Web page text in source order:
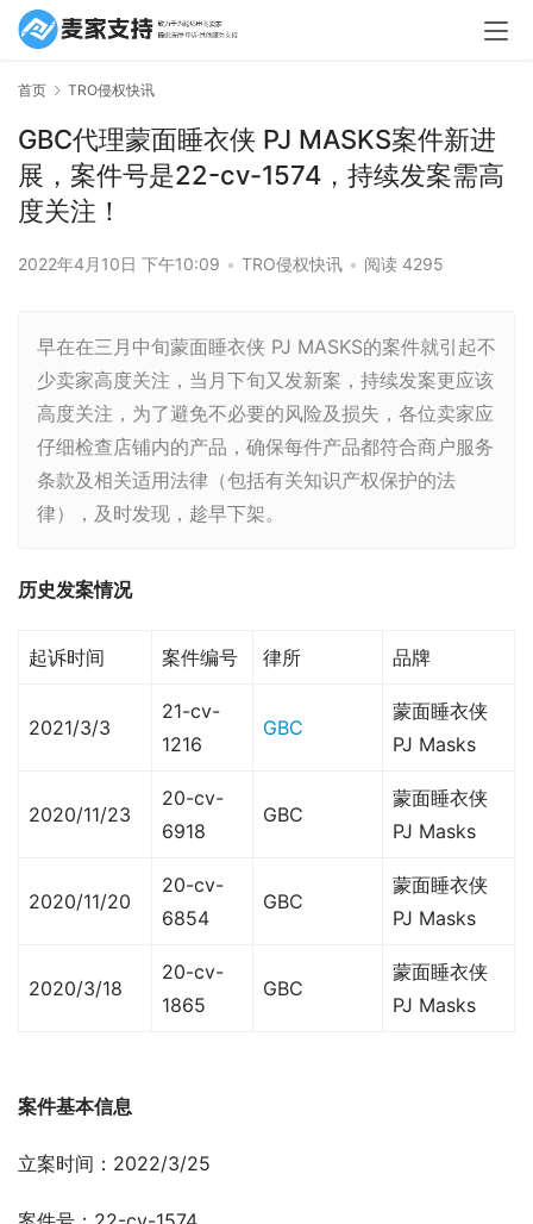
首页 TRO侵权快讯
GBC代理蒙面睡衣侠 PJ MASKS案件新进
展，案件号是22-cv-1574，持续发案需高
度关注！
2022年4月10日 下午10:09 • TRO侵权快讯 • 阅读 4295
早在在三月中旬蒙面睡衣侠 PJ MASKS的案件就引起不
少卖家高度关注，当月下旬又发新案，持续发案更应该
高度关注，为了避免不必要的风险及损失，各位卖家应
仔细检查店铺内的产品，确保每件产品都符合商户服务
条款及相关适用法律（包括有关知识产权保护的法
律），及时发现，趁早下架。
历史发案情况
起诉时间 案件编号 律所 品牌
2021/3/3
21-cv-
1216
GBC
蒙面睡衣侠
PJ Masks
2020/11/23
20-cv-
6918
GBC
蒙面睡衣侠
PJ Masks
2020/11/20
20-cv-
6854
GBC
蒙面睡衣侠
PJ Masks
2020/3/18
20-cv-
1865
GBC
蒙面睡衣侠
PJ Masks
案件基本信息
立案时间：2022/3/25